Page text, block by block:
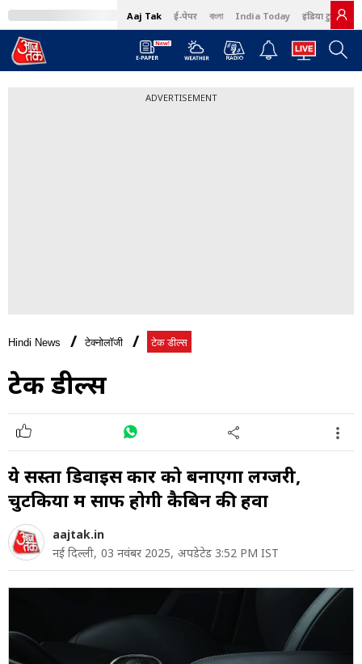
Aaj Tak ई-पेपर বাংলা India Today इंडिया टुडे हिंदी
ADVERTISEMENT
Hindi News टेक्नोलॉजी टेक डील्स
टेक डील्स
ये सस्ता डिवाइस कार को बनाएगा लग्जरी,
चुटकियों में साफ होगी कैबिन की हवा
aajtak.in
नई दिल्ली, 03 नवंबर 2025, अपडेटेड 3:52 PM IST